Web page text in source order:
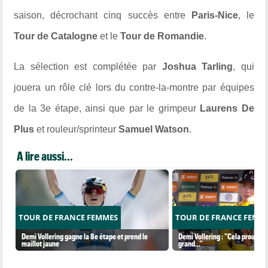
saison, décrochant cinq succès entre Paris-Nice, le
Tour de Catalogne et leTour de Romandie.
La sélection est complétée par Joshua Tarling, qui
jouera un rôle clé lors du contre-la-montre par équipes
de la 3e étape, ainsi que par le grimpeur Laurens De
Pluset rouleur/sprinteur Samuel Watson.
A lire aussi...
TOUR DE FRANCE FEMMES
Demi Vollering gagne la 8e étape et prend le
maillot jaune
TOUR DE FRANCE
Demi Vollering : "Cela prouve
grand..."